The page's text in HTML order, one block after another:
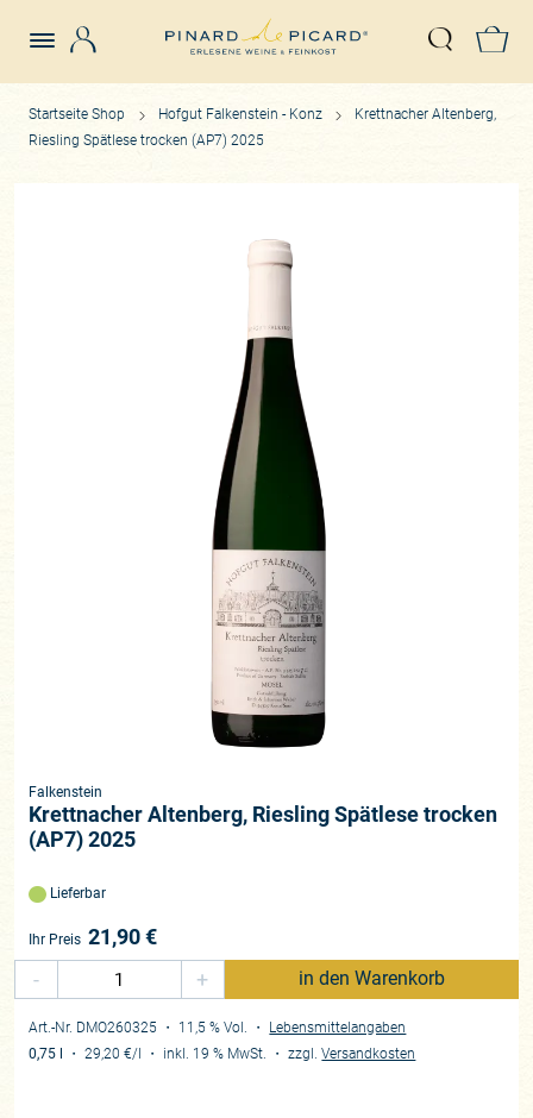
Suche
Startseite Shop Hofgut Falkenstein - Konz
Krettnacher Altenberg,
Riesling Spätlese trocken (AP7) 2025
Falkenstein
Krettnacher Altenberg, Riesling Spätlese trocken
(AP7) 2025
Lieferbar
Ihr Preis 21,90€
-
+ in den Warenkorb
Art.-Nr. DMO260325 ・ 11,5 % Vol. ・ Lebensmittelangaben
0,75 l
・29,20 €/l ・ inkl. 19 % MwSt. ・zzgl.Versandkosten